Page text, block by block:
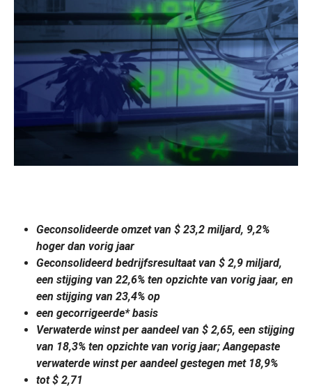
Geconsolideerde omzet van $ 23,2 miljard, 9,2%
hoger dan vorig jaar
Geconsolideerd bedrijfsresultaat van $ 2,9 miljard,
een stijging van 22,6% ten opzichte van vorig jaar, en
een stijging van 23,4% op
een gecorrigeerde* basis
Verwaterde winst per aandeel van $ 2,65, een stijging
van 18,3% ten opzichte van vorig jaar; Aangepaste
verwaterde winst per aandeel gestegen met 18,9%
tot $ 2,71